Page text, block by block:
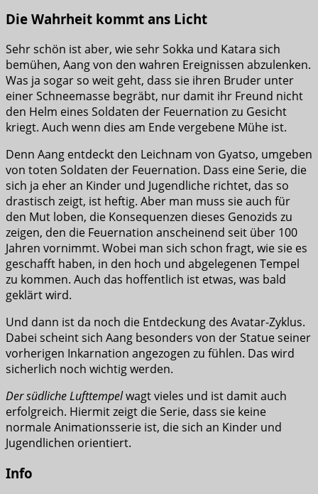
Die Wahrheit kommt ans Licht
Sehr schön ist aber, wie sehr Sokka und Katara sich
bemühen, Aang von den wahren Ereignissen abzulenken.
Was ja sogar so weit geht, dass sie ihren Bruder unter
einer Schneemasse begräbt, nur damit ihr Freund nicht
den Helm eines Soldaten der Feuernation zu Gesicht
kriegt. Auch wenn dies am Ende vergebene Mühe ist.
Denn Aang entdeckt den Leichnam von Gyatso, umgeben
von toten Soldaten der Feuernation. Dass eine Serie, die
sich ja eher an Kinder und Jugendliche richtet, das so
drastisch zeigt, ist heftig. Aber man muss sie auch für
den Mut loben, die Konsequenzen dieses Genozids zu
zeigen, den die Feuernation anscheinend seit über 100
Jahren vornimmt. Wobei man sich schon fragt, wie sie es
geschafft haben, in den hoch und abgelegenen Tempel
zu kommen. Auch das hoffentlich ist etwas, was bald
geklärt wird.
Und dann ist da noch die Entdeckung des Avatar-Zyklus.
Dabei scheint sich Aang besonders von der Statue seiner
vorherigen Inkarnation angezogen zu fühlen. Das wird
sicherlich noch wichtig werden.
Der südliche Lufttempelwagt vieles und ist damit auch
erfolgreich. Hiermit zeigt die Serie, dass sie keine
normale Animationsserie ist, die sich an Kinder und
Jugendlichen orientiert.
Info